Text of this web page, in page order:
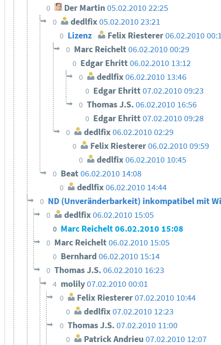
0 Der Martin05.02.2010 22:25
0 dedlfix05.02.2010 23:21
0 Lizenz Felix Riesterer06.02.2010
0 Marc Reichelt06.02.2010 00:29
0 Edgar Ehritt06.02.2010 13:12
0 dedlfix06.02.2010 13:46
0 Edgar Ehritt07.02.2010 09:23
0 Thomas J.S.06.02.2010 16:56
0 Edgar Ehritt07.02.2010 09:28
0 dedlfix 06.02.2010 02:29
0 Felix Riesterer06.02.2010 09:59
0 dedlfix06.02.2010 10:45
0 Beat06.02.2010 14:08
0 dedlfix06.02.2010 14:44
0 ND (Unveränderbarkeit) inkompatibel mit
0 dedlfix06.02.2010 15:05
0 Marc Reichelt06.02.2010 15:08
0 Marc Reichelt06.02.2010 15:05
0 Bernhard06.02.2010 15:14
0 Thomas J.S.06.02.2010 16:23
4 molily07.02.2010 00:01
0 Felix Riesterer07.02.2010 10:44
0 dedlfix 07.02.2010 12:23
0 Thomas J.S.07.02.2010 11:00
0 Patrick Andrieu 07.02.2010 12:07